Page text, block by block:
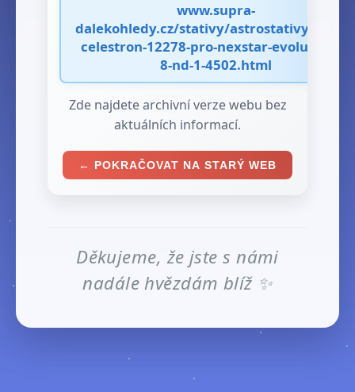
www.supra-
dalekohledy.cz/stativy/astrostativy/stativ-
celestron-12278-pro-nexstar-evolution-6-
8-nd-1-4502.html
Zde najdete archivní verze webu bez
aktuálních informací.
← POKRAČOVAT NA STARÝ WEB
Děkujeme, že jste s námi
nadále hvězdám blíž ✨